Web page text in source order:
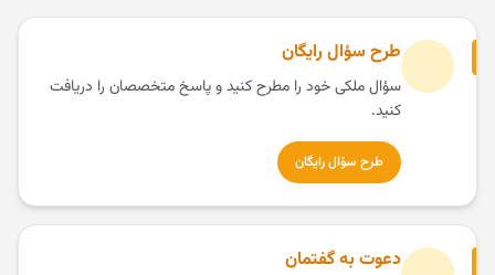
طرح سؤال رایگان
سؤال ملکی خود را مطرح کنید و پاسخ متخصصان را دریافت
کنید.
طرح سؤال رایگان
دعوت به گفتمان